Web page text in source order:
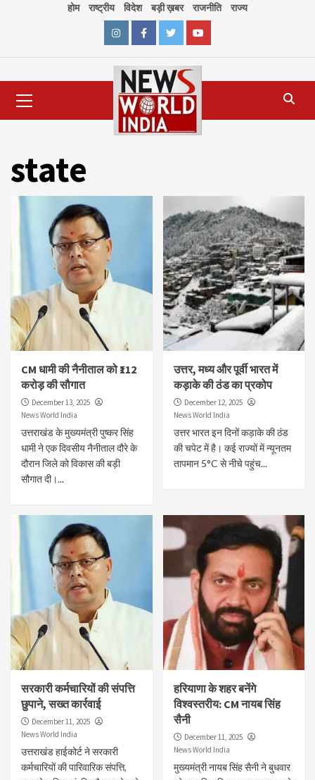
होम राष्ट्रीय विदेश बड़ी ख़बर राजनीति राज्य
InstagramFacebookTwitterYoutube
Menu
state
CM धामी की नैनीताल को ₹112
करोड़ की सौगात
December 13, 2025
News World India
उत्तराखंड के मुख्यमंत्री पुष्कर सिंह
धामी ने एक दिवसीय नैनीताल दौरे के
दौरान जिले को विकास की बड़ी
सौगात दी।...
उत्तर, मध्य और पूर्वी भारत में
कड़ाके की ठंड का प्रकोप
December 12, 2025
News World India
उत्तर भारत इन दिनों कड़ाके की ठंड
की चपेट में है। कई राज्यों में न्यूनतम
तापमान 5°C से नीचे पहुंच...
सरकारी कर्मचारियों की संपत्ति
छुपाने, सख्त कार्रवाई
December 11, 2025
News World India
उत्तराखंड हाईकोर्ट ने सरकारी
कर्मचारियों की पारिवारिक संपत्ति,
हरियाणा के शहर बनेंगे
विश्वस्तरीय: CM नायब सिंह
सैनी
December 11, 2025
News World India
मुख्यमंत्री नायब सिंह सैनी ने बुधवार